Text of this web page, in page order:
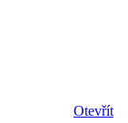
Otevřít